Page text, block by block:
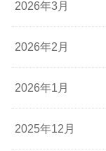
2026年3月
2026年2月
2026年1月
2025年12月